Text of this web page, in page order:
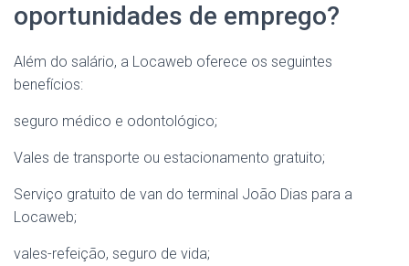
oportunidades de emprego?
Além do salário, a Locaweb oferece os seguintes
benefícios:
seguro médico e odontológico;
Vales de transporte ou estacionamento gratuito;
Serviço gratuito de van do terminal João Dias para a
Locaweb;
vales-refeição, seguro de vida;